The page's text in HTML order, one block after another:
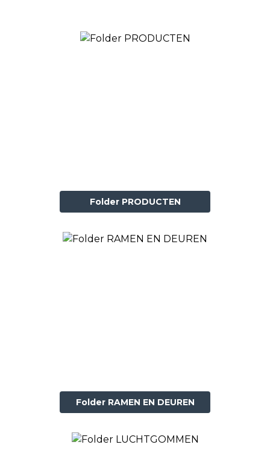
Folder PRODUCTEN
Folder RAMEN EN DEUREN